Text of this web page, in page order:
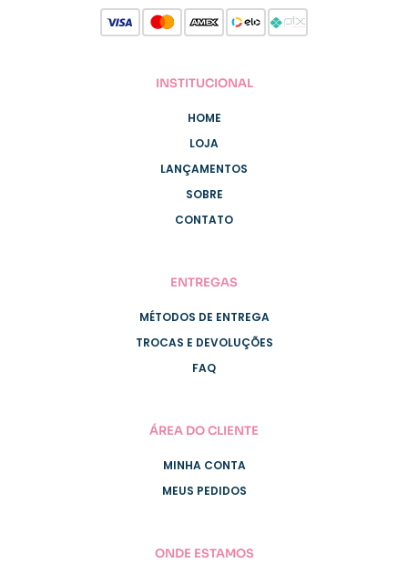
INSTITUCIONAL
HOME
LOJA
LANÇAMENTOS
SOBRE
CONTATO
ENTREGAS
MÉTODOS DE ENTREGA
TROCAS E DEVOLUÇÕES
FAQ
ÁREA DO CLIENTE
MINHA CONTA
MEUS PEDIDOS
ONDE ESTAMOS